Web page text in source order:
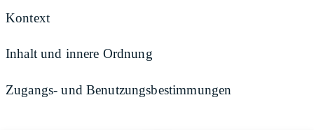
Kontext
Inhalt und innere Ordnung
Zugangs- und Benutzungsbestimmungen